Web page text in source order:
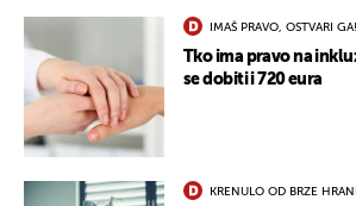
IMAŠ PRAVO, OSTVARI GA!
Tko ima pravo na
se dobiti i 720 eura
KRENULO OD BRZE